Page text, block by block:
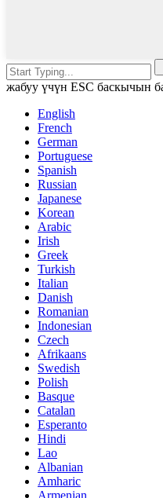
жабуу үчүн ESC баскычын
English
French
German
Portuguese
Spanish
Russian
Japanese
Korean
Arabic
Irish
Greek
Turkish
Italian
Danish
Romanian
Indonesian
Czech
Afrikaans
Swedish
Polish
Basque
Catalan
Esperanto
Hindi
Lao
Albanian
Amharic
Armenian